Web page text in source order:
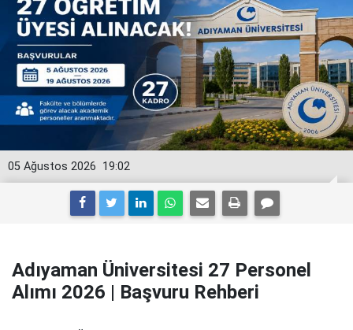
19:02
05 Ağustos 2026
Adıyaman Üniversitesi 27 Personel
Alımı 2026 | Başvuru Rehberi